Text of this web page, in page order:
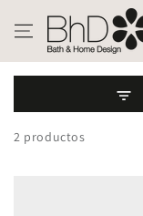
CONTENIDO
2 productos